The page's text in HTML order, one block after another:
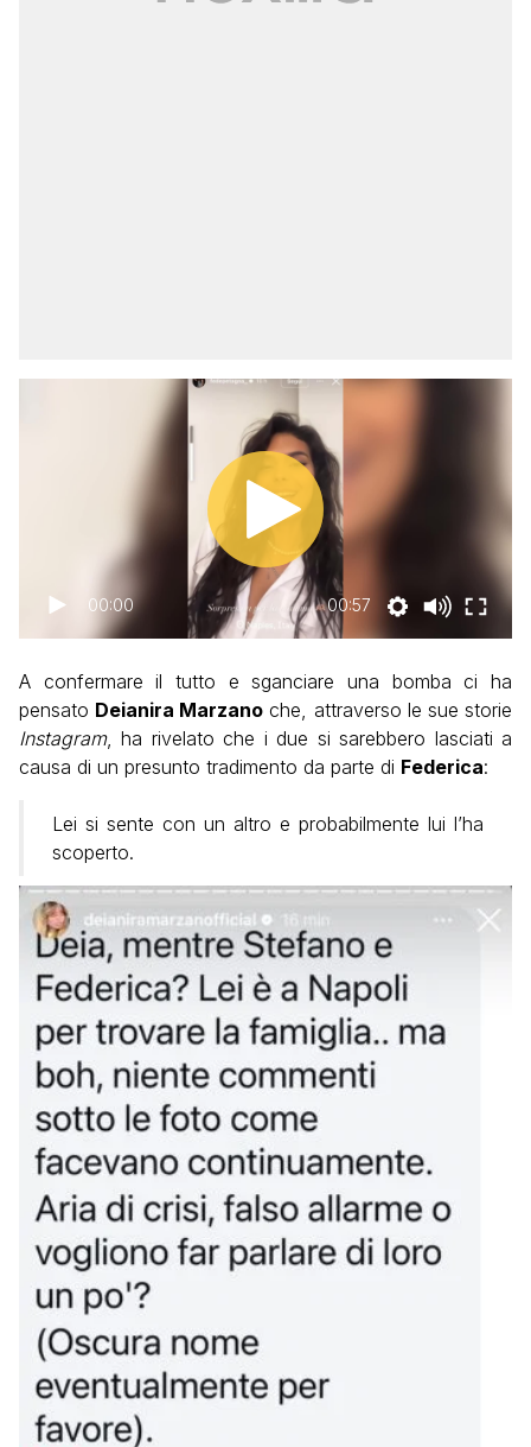
00:00 00:57
A confermare il tutto e sganciare una bomba ci ha
pensato Deianira Marzano che, attraverso le sue storie
Instagram, ha rivelato che i due si sarebbero lasciati a
causa di un presunto tradimento da parte di Federica:
Lei si sente con un altro e probabilmente lui l’ha
scoperto.